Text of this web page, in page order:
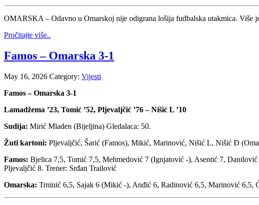
OMARSKA – Odavno u Omarskoj nije odigrana lošija fudbalska utakmica. Više
Pročitajte više..
Famos – Omarska 3-1
May 16, 2026 Category: Vijesti
Famos – Omarska 3-1
Lamadžema ’23, Tomić ’52, Pljevaljčić ’76 – Nišić L ’10
Sudija: Mirić Mladen (Bijeljina) Gledalaca: 50.
Žuti kartoni: Pljevaljčić, Šarić (Famos), Mikić, Marinović, Nišić L, Nišić Đ
Famos: Bjelica 7,5, Tomić 7,5, Mehmedović 7 (Ignjatović -), Asentić 7,
Pljevaljčić 8. Trener: Srđan Trailović
Omarska: Trninić 6,5, Sajak 6 (Mikić -), Anđić 6, Radinović 6,5, Marinović 6,5,